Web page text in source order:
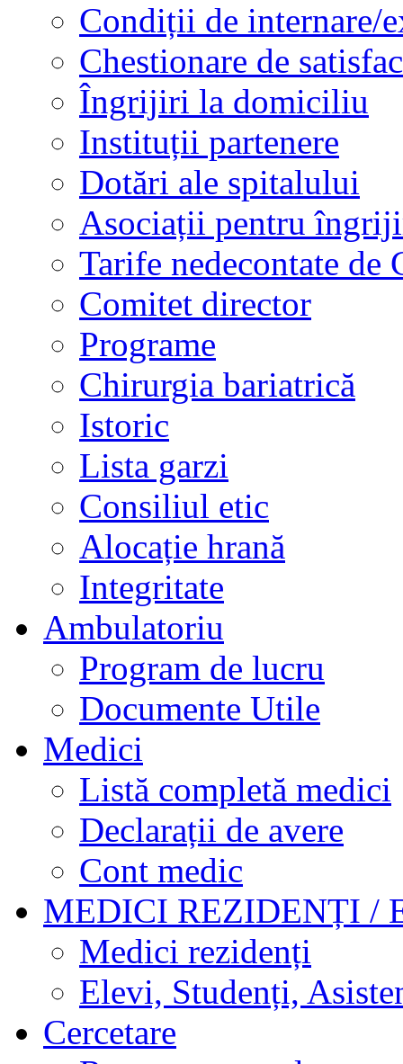
Condiții de internare/
Chestionare de
Îngrijiri la domiciliu
Instituții partenere
Dotări ale spitalului
Asociații pentru
Tarife nedecontate de
Comitet director
Programe
Chirurgia bariatrică
Istoric
Lista garzi
Consiliul etic
Alocație hrană
Integritate
Ambulatoriu
Program de lucru
Documente Utile
Medici
Listă completă medici
Declarații de avere
Cont medic
MEDICI REZIDENȚI /
Medici rezidenți
Elevi, Studenți,
Cercetare